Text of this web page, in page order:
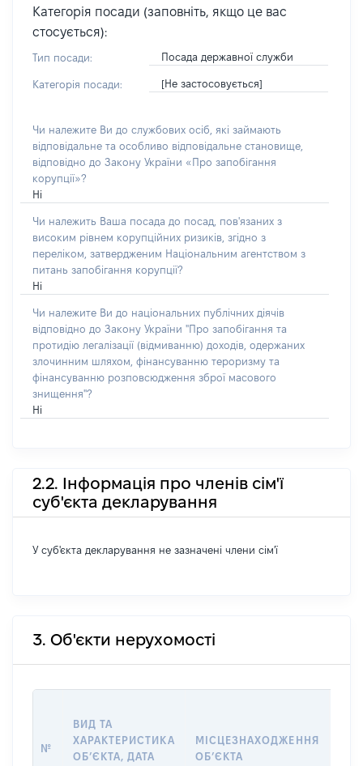
Категорія посади (заповніть, якщо це вас
стосується):
Тип посади: Посада державної служби
Категорія посади: [Не застосовується]
Чи належите Ви до службових осіб, які займають
відповідальне та особливо відповідальне становище,
відповідно до Закону України «Про запобігання
корупції»?
Ні
Чи належить Ваша посада до посад, пов'язаних з
високим рівнем корупційних ризиків, згідно з
переліком, затвердженим Національним агентством з
питань запобігання корупції?
Ні
Чи належите Ви до національних публічних діячів
відповідно до Закону України "Про запобігання та
протидію легалізації (відмиванню) доходів, одержаних
злочинним шляхом, фінансуванню тероризму та
фінансуванню розповсюдження зброї масового
знищення"?
Ні
2.2. Інформація про членів сім'ї
суб'єкта декларування
У суб'єкта декларування не зазначені члени сім'ї
3. Об'єкти нерухомості
№
ВИД ТА
ХАРАКТЕРИСТИКА
ОБʼЄКТА, ДАТА
МІСЦЕЗНАХОДЖЕННЯ
ОБʼЄКТА